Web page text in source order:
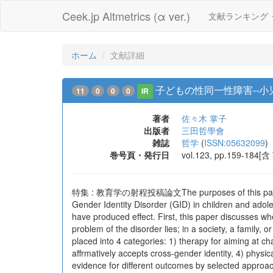
Ceek.jp Altmetrics (α ver.) 文献ランキング
ホーム 文献詳細
11 0 0 0 IR 子どもの性同一性障害--
著者
佐々木 掌子
出版者
三田哲學會
雑誌
哲学 (ISSN:05632099)
巻号頁・発行日
vol.123, pp.159-184[
特集 : 教育学の射程投稿論文The purposes of this
Gender Identity Disorder (GID) in children and
have produced effect. First, this paper discusses
problem of the disorder lies; in a society, a family,
placed into 4 categories: 1) therapy for aiming at
affrmatively accepts cross-gender identity, 4)
evidence for different outcomes by selected